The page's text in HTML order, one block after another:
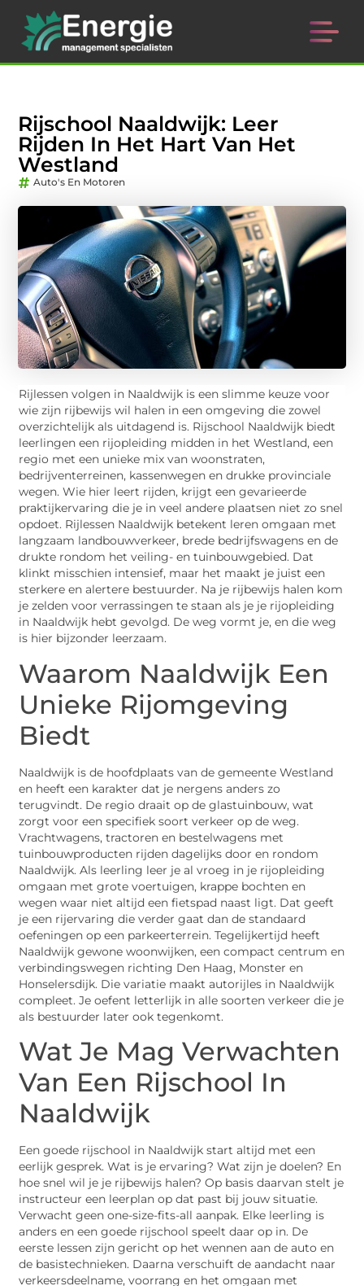
Rijschool Naaldwijk: Leer
Rijden In Het Hart Van Het
Westland
Auto's En Motoren
Rijlessen volgen in Naaldwijk is een slimme keuze voor
wie zijn rijbewijs wil halen in een omgeving die zowel
overzichtelijk als uitdagend is. Rijschool Naaldwijk biedt
leerlingen een rijopleiding midden in het Westland, een
regio met een unieke mix van woonstraten,
bedrijventerreinen, kassenwegen en drukke provinciale
wegen. Wie hier leert rijden, krijgt een gevarieerde
praktijkervaring die je in veel andere plaatsen niet zo snel
opdoet. Rijlessen Naaldwijk betekent leren omgaan met
langzaam landbouwverkeer, brede bedrijfswagens en de
drukte rondom het veiling- en tuinbouwgebied. Dat
klinkt misschien intensief, maar het maakt je juist een
sterkere en alertere bestuurder. Na je rijbewijs halen kom
je zelden voor verrassingen te staan als je je rijopleiding
in Naaldwijk hebt gevolgd. De weg vormt je, en die weg
is hier bijzonder leerzaam.
Waarom Naaldwijk Een
Unieke Rijomgeving
Biedt
Naaldwijk is de hoofdplaats van de gemeente Westland
en heeft een karakter dat je nergens anders zo
terugvindt. De regio draait op de glastuinbouw, wat
zorgt voor een specifiek soort verkeer op de weg.
Vrachtwagens, tractoren en bestelwagens met
tuinbouwproducten rijden dagelijks door en rondom
Naaldwijk. Als leerling leer je al vroeg in je rijopleiding
omgaan met grote voertuigen, krappe bochten en
wegen waar niet altijd een fietspad naast ligt. Dat geeft
je een rijervaring die verder gaat dan de standaard
oefeningen op een parkeerterrein. Tegelijkertijd heeft
Naaldwijk gewone woonwijken, een compact centrum en
verbindingswegen richting Den Haag, Monster en
Honselersdijk. Die variatie maakt autorijles in Naaldwijk
compleet. Je oefent letterlijk in alle soorten verkeer die je
als bestuurder later ook tegenkomt.
Wat Je Mag Verwachten
Van Een Rijschool In
Naaldwijk
Een goede rijschool in Naaldwijk start altijd met een
eerlijk gesprek. Wat is je ervaring? Wat zijn je doelen? En
hoe snel wil je je rijbewijs halen? Op basis daarvan stelt je
instructeur een leerplan op dat past bij jouw situatie.
Verwacht geen one-size-fits-all aanpak. Elke leerling is
anders en een goede rijschool speelt daar op in. De
eerste lessen zijn gericht op het wennen aan de auto en
de basistechnieken. Daarna verschuift de aandacht naar
verkeersdeelname, voorrang en het omgaan met